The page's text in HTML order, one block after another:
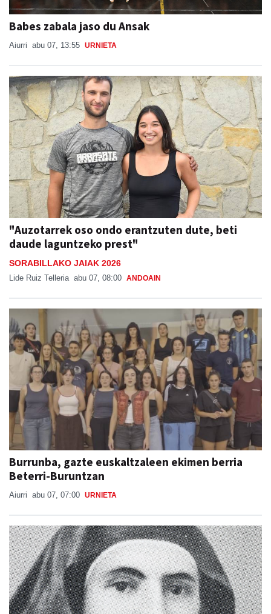
Babes zabala jaso du Ansak
Aiurri abu 07, 13:55 URNIETA
"Auzotarrek oso ondo erantzuten dute, beti
daude laguntzeko prest"
SORABILLAKO JAIAK 2026
Lide Ruiz Telleria abu 07, 08:00 ANDOAIN
Burrunba, gazte euskaltzaleen ekimen berria
Beterri-Buruntzan
Aiurri abu 07, 07:00 URNIETA